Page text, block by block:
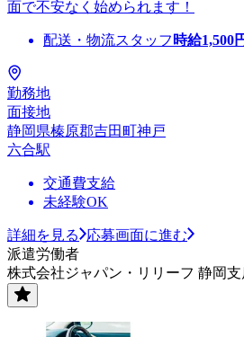
面で不安なく始められます！
配送・物流スタッフ 時給1,500
勤務地
面接地
静岡県榛原郡吉田町神戸
六合駅
交通費支給
未経験OK
詳細を見る
応募画面に進む
派遣労働者
株式会社ジャパン・リリーフ 静岡支